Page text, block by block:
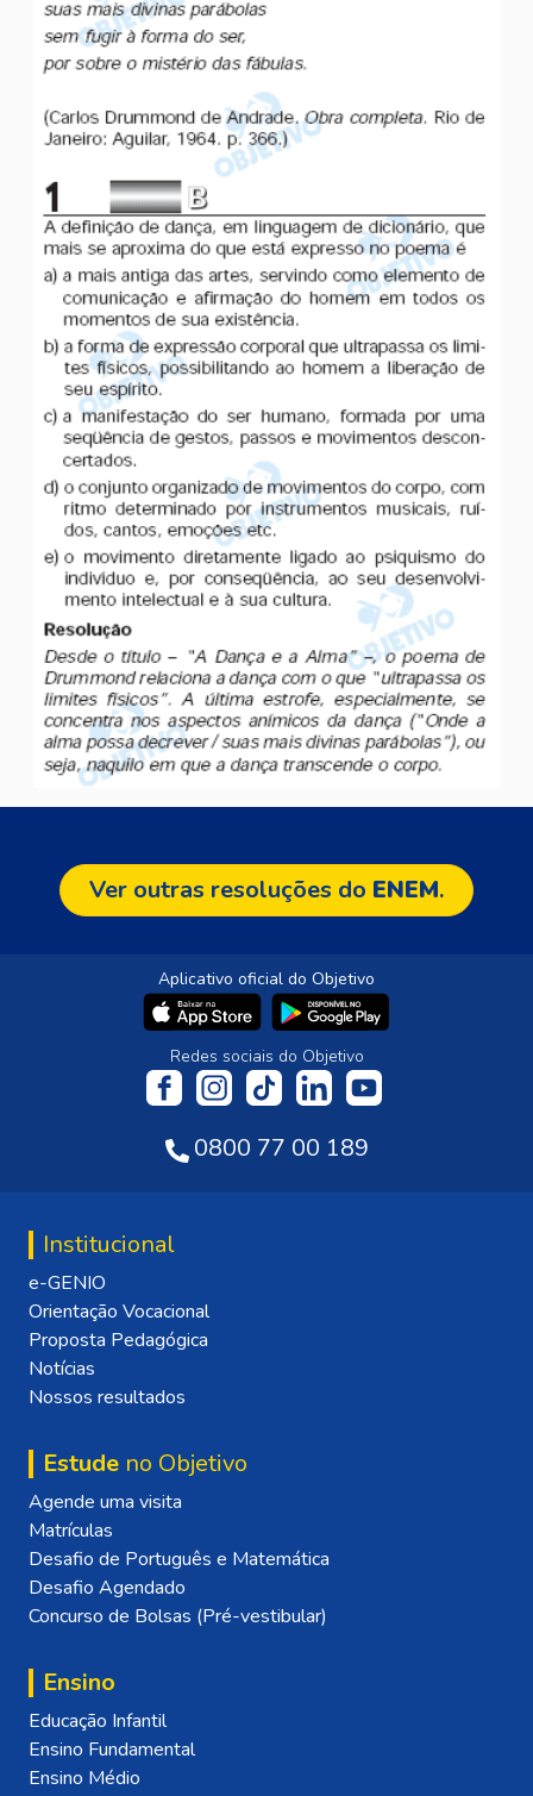
Ver outras resoluções do ENEM.
Aplicativo oficial do Objetivo
Redes sociais do Objetivo
0800 77 00 189
Institucional
e-GENIO
Orientação Vocacional
Proposta Pedagógica
Notícias
Nossos resultados
Estude no Objetivo
Agende uma visita
Matrículas
Desafio de Português e Matemática
Desafio Agendado
Concurso de Bolsas (Pré-vestibular)
Ensino
Educação Infantil
Ensino Fundamental
Ensino Médio